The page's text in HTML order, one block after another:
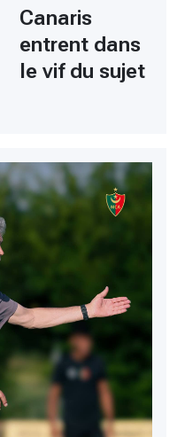
Canaris
entrent dans
le vif du sujet